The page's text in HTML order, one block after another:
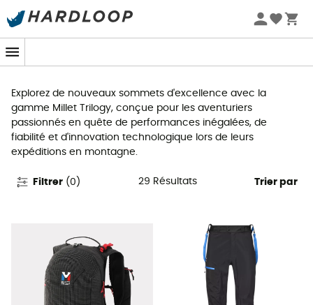
Promos d'été 🔥 -5 % EXTRA dès 2 produits* code Summer5
Millet Trilogy
Explorez de nouveaux sommets d'excellence avec la
gamme Millet Trilogy, conçue pour les aventuriers
passionnés en quête de performances inégalées, de
fiabilité et d'innovation technologique lors de leurs
expéditions en montagne.
Filtrer (0 ) 29 Résultats Trier par